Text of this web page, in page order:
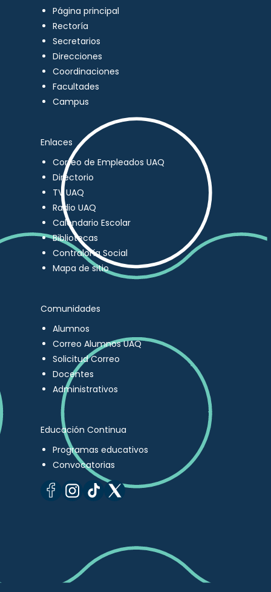
Página principal
Rectoría
Secretarios
Direcciones
Coordinaciones
Facultades
Campus
Enlaces
Correo de Empleados UAQ
Directorio
TV UAQ
Radio UAQ
Calendario Escolar
Bibliotecas
Contraloría Social
Mapa de sitio
Comunidades
Alumnos
Correo Alumnos UAQ
Solicitud Correo
Docentes
Administrativos
Educación Continua
Programas educativos
Convocatorias